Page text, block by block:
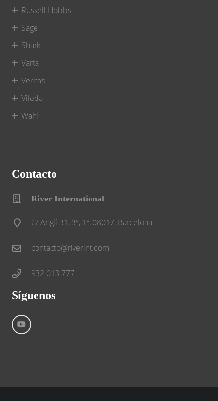
Russell Hobbs
Sage
Shark
Varta
Veritas
Vileda
Wahl
Contacto
River International
C/ Anglí 31, 3º, 1ª, 08017, Barcelona
contacto@riverint.com
932 013 777
Síguenos